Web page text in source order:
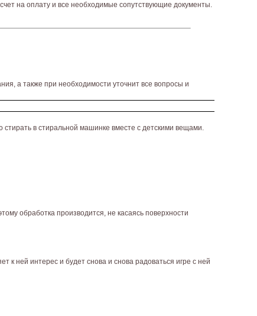
на оплату и все необходимые сопутствующие документы.
а также при необходимости уточнит все вопросы и
стирать в стиральной машинке вместе с детскими вещами.
обработка производится, не касаясь поверхности
к ней интерес и будет снова и снова радоваться игре с ней